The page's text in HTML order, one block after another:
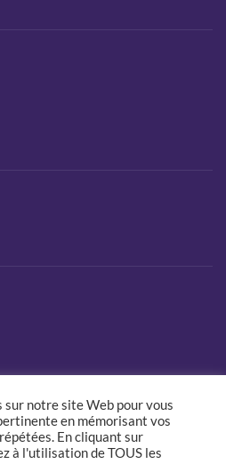
sur notre site Web pour vous
en mémorisant vos
En cliquant sur
à l'utilisation de TOUS les